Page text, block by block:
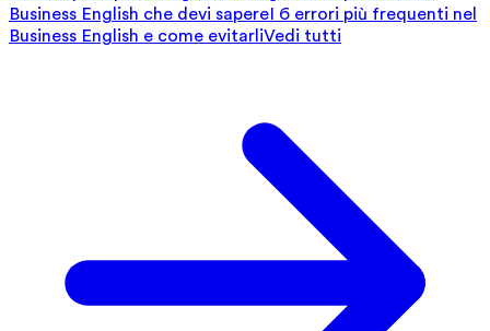
Business English che devi sapereI 6 errori più frequenti nel
Business English e come evitarliVedi tutti